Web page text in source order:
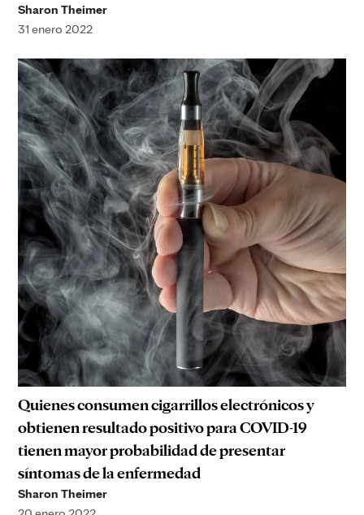
Sharon Theimer
31 enero 2022
Quienes consumen cigarrillos electrónicos y
obtienen resultado positivo para COVID-19
tienen mayor probabilidad de presentar
síntomas de la enfermedad
Sharon Theimer